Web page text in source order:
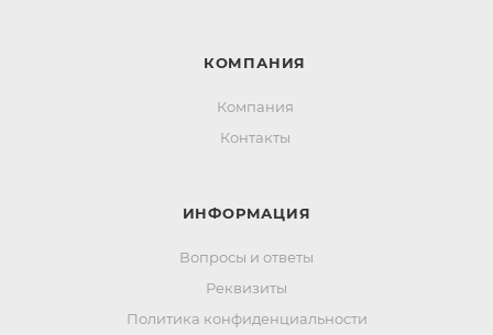
КОМПАНИЯ
Компания
Контакты
ИНФОРМАЦИЯ
Вопросы и ответы
Реквизиты
Политика конфиденциальности